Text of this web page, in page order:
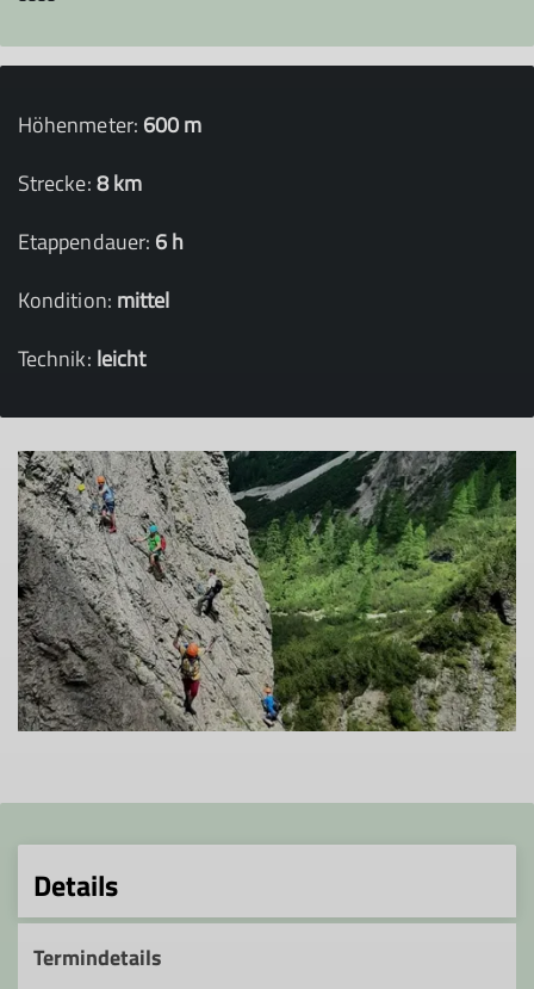
Höhenmeter: 600 m
Strecke:8 km
Etappendauer: 6 h
Kondition: mittel
Technik: leicht
Details
Termindetails